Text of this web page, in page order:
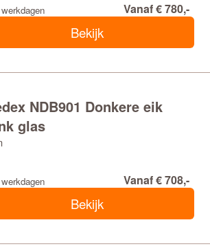
Vanaf € 780,-
Bekijk
NDB901 Donkere eik
glas
Vanaf € 708,-
Bekijk